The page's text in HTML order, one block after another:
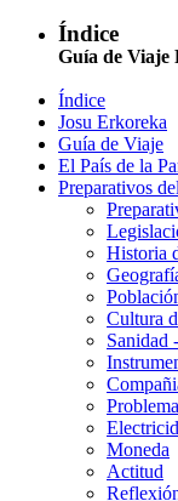
Índice
Guía de Viaje
Índice
Josu Erkoreka
Guía de Viaje
El País de la
Preparativos
Historia
Cultura
Sanidad
Moneda
Actitud